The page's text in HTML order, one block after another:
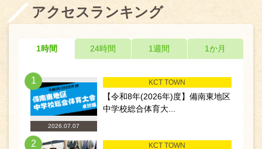
アクセスランキング
1時間 24時間 1週間 1か月
1
2026.07.07
KCT TOWN
【令和8年(2026年)度】備南東地区
中学校総合体育大...
2 KCT TOWN